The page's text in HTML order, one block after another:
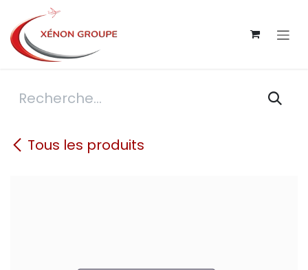
Se rendre au contenu
Tous les produits